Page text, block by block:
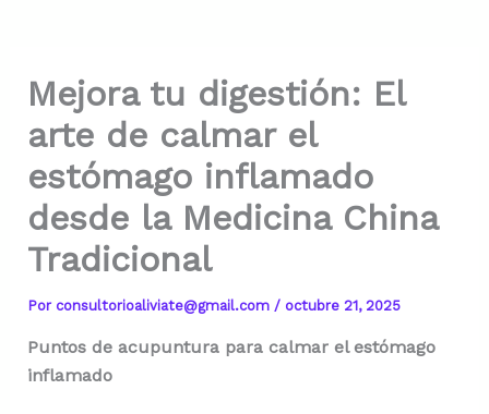
Mejora tu digestión: El
arte de calmar el
estómago inflamado
desde la Medicina China
Tradicional
Por consultorioaliviate@gmail.com / octubre 21, 2025
Puntos de acupuntura para calmar el estómago
inflamado